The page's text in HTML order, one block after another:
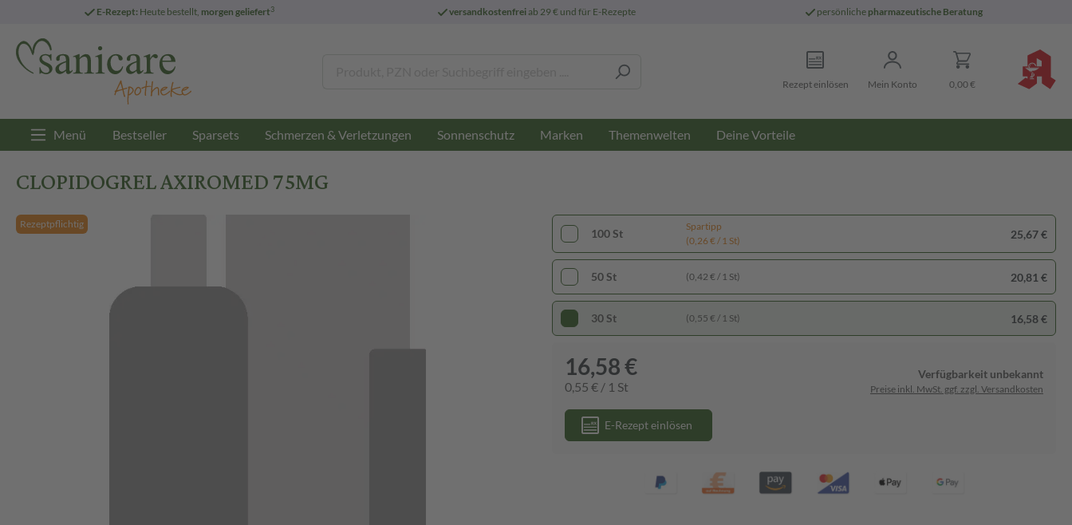
E-Rezept: Heute bestellt, morgen geliefert3 versandkostenfreiab 29 € und für E-Rezepte persönliche pharmazeutische Beratung
Rezept einlösen Mein Konto 0,00 €
Menü Bestseller Sparsets Schmerzen & Verletzungen Sonnenschutz Marken Themenwelten Deine Vorteile
CLOPIDOGREL AXIROMED 75MG
Rezeptpflichtig
100 St
Spartipp
(0,26 € / 1 St)
25,67 €
50 St (0,42 € / 1 St) 20,81 €
30 St (0,55 € / 1 St) 16,58 €
16,58 €
0,55 € / 1 St
Verfügbarkeit unbekannt
Preise inkl. MwSt. ggf. zzgl. Versandkosten
E-Rezept einlösen